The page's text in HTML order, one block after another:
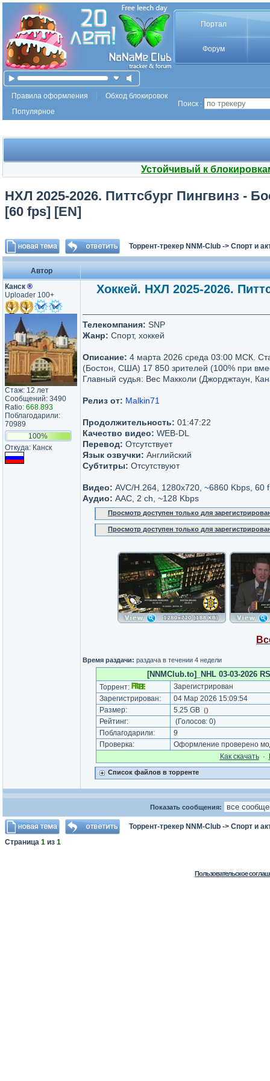
Портал
Форум
Правила оформления
Обход блокировок
Популярное
Поиск :
Устойчивый к
НХЛ 2025-2026. Питтсбург Пингвинз -
[60 fps] [EN]
Торрент-трекер NNM-Club -> Спорт и
Автор
Канск ®
Uploader 100+
Стаж: 12 лет
Сообщений: 3490
Ratio: 668.893
Поблагодарили:
70989
100%
Откуда: Канск
Хоккей. НХЛ 2025-2026.
Телекомпания: SNP
Жанр: Спорт, хоккей
Описание: 4 марта 2026 среда 03:00 МСК.
(Бостон, США) 17 850 зрителей (100% при
Главный судья: Вес Макколи (Джорджтаун,
Релиз от: Malkin71
Продолжительность: 01:47:22
Качество видео: WEB-DL
Перевод: Отсутствует
Язык озвучки: Английский
Субтитры: Отсутствуют
Видео: AVC/H.264, 1280x720, ~6860 Kbps, 60
Аудио: AAC, 2 ch, ~128 Kbps
Просмотр доступен только для
Просмотр доступен только для
Время раздачи: раздача в течении 4 недели
[NNMClub.to]_NHL 03-03-2026
Торрент:
Зарегистрирован
Зарегистрирован:
04 Мар 2026 15:09:54
Размер:
5.25 GB ()
Рейтинг: (Голосов: 0)
Поблагодарили:
9
Проверка:
Оформление проверено
Как cкачать·
Список файлов в торренте
Показать сообщения:
Торрент-трекер NNM-Club -> Спорт и
Страница 1 из 1
Пользовательское